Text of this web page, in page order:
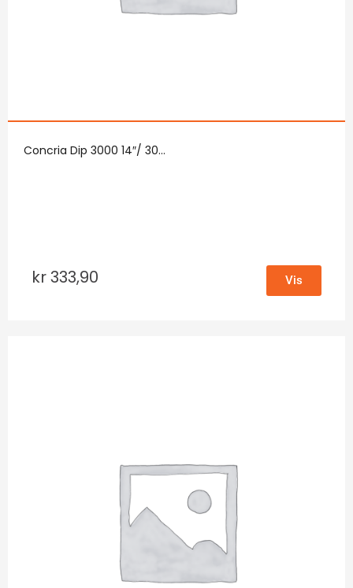
Concria Dip 3000 14″/ 30...
kr333,90 Vis